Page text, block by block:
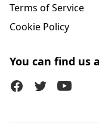
Terms of Service
Cookie Policy
You can find us
FacebookTwitter (X)Youtube